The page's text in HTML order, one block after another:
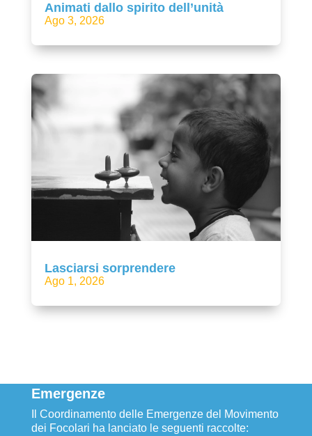
Animati dallo spirito dell’unità
Ago 3, 2026
Lasciarsi sorprendere
Ago 1, 2026
Emergenze
Il Coordinamento delle Emergenze del Movimento
dei Focolari ha lanciato le seguenti raccolte: